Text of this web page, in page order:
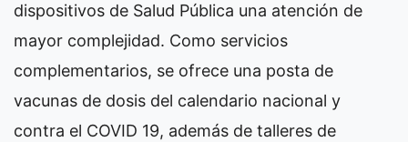
dispositivos de Salud Pública una atención de
mayor complejidad. Como servicios
complementarios, se ofrece una posta de
vacunas de dosis del calendario nacional y
contra el COVID 19, además de talleres de